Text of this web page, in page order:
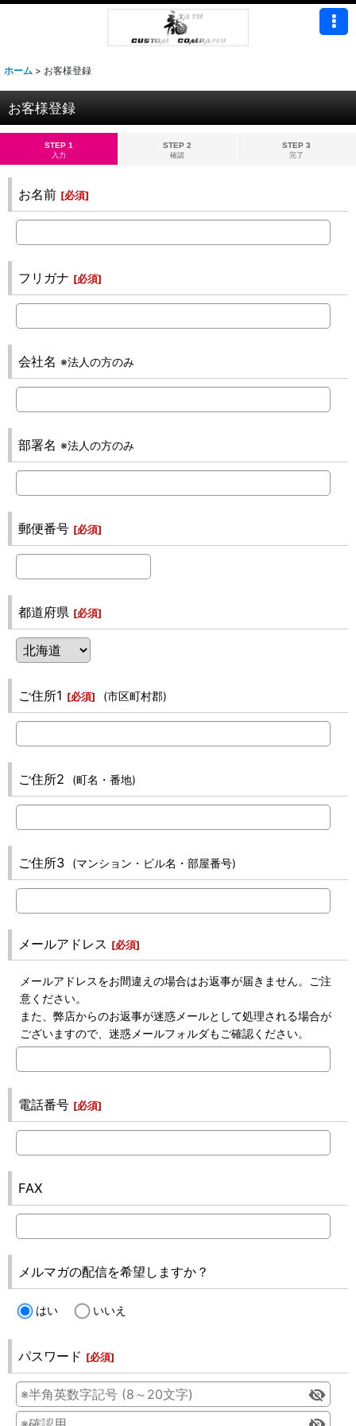
ホーム > お客様登録
お客様登録
STEP 1
入力
STEP 2
確認
STEP 3
完了
お名前 [必須]
フリガナ [必須]
会社名 ※法人の方のみ
部署名 ※法人の方のみ
郵便番号 [必須]
都道府県 [必須]
ご住所1 [必須] (市区町村郡)
ご住所2 (町名・番地)
ご住所3 (マンション・ビル名・部屋番号)
メールアドレス [必須]
メールアドレスをお間違えの場合はお返事が届きません。ご注
意ください。
また、弊店からのお返事が迷惑メールとして処理される場合が
ございますので、迷惑メールフォルダもご確認ください。
電話番号 [必須]
FAX
メルマガの配信を希望しますか？
はい いいえ
パスワード [必須]